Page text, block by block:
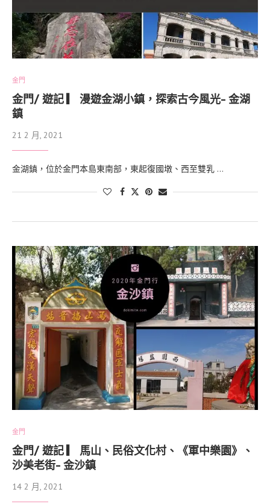
金門
金門/ 遊記 ▎ 漫遊金湖小鎮，探索古今風光- 金湖
鎮
21 2 月, 2021
金湖鎮，位於金門本島東南部，東起復國墩、西至雙乳 …
金門
金門/ 遊記 ▎ 馬山、民俗文化村、《軍中樂園》、
沙美老街- 金沙鎮
14 2 月, 2021